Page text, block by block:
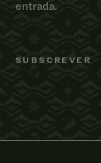
entrada.